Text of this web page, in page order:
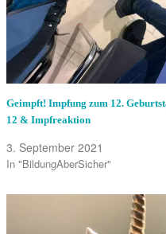
Geimpft! Impfung zum 12.
12 & Impfreaktion
3. September 2021
In "BildungAberSicher"